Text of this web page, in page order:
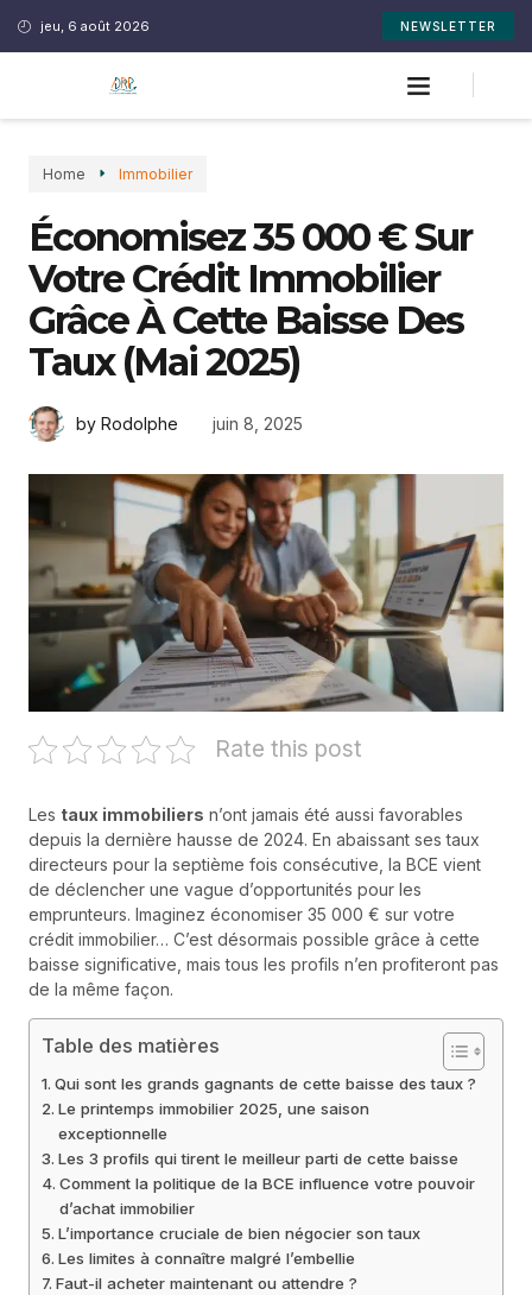
jeu, 6 août 2026 NEWSLETTER
Home Immobilier
Économisez 35 000 € Sur
Votre Crédit Immobilier
Grâce À Cette Baisse Des
Taux (mai 2025)
by Rodolphe juin 8, 2025
Rate this post
Les taux immobiliers n’ont jamais été aussi favorables
depuis la dernière hausse de 2024. En abaissant ses taux
directeurs pour la septième fois consécutive, la BCE vient
de déclencher une vague d’opportunités pour les
emprunteurs. Imaginez économiser 35 000 € sur votre
crédit immobilier… C’est désormais possible grâce à cette
baisse significative, mais tous les profils n’en profiteront pas
de la même façon.
Table des matières
Qui sont les grands gagnants de cette baisse des taux ?
Le printemps immobilier 2025, une saison
exceptionnelle
Les 3 profils qui tirent le meilleur parti de cette baisse
Comment la politique de la BCE influence votre pouvoir
d’achat immobilier
L’importance cruciale de bien négocier son taux
Les limites à connaître malgré l’embellie
Faut-il acheter maintenant ou attendre ?